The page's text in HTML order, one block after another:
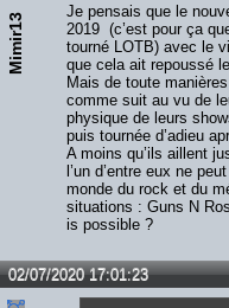
Mimir13
Je pensais que le
2019 (c’est pour ça
tourné LOTB) avec le
que cela ait repoussé
Mais de toute
comme suit au vu de
physique de leurs
puis tournée d’adieu
A moins qu’ils aillent
l’un d’entre eux ne
monde du rock et du
situations : Guns N
is possible ?
02/07/2020 17:01:23